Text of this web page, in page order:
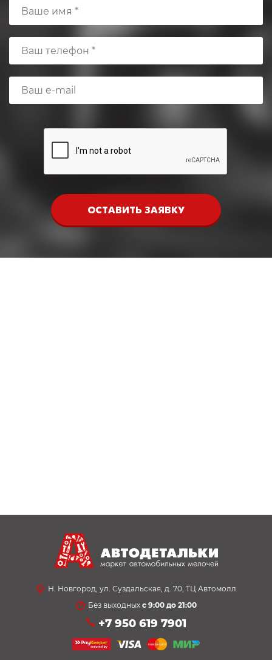
ОСТАВИТЬ ЗАЯВКУ
Н. Новгород, ул. Суздальская, д. 70, ТЦ Автомолл
Без выходных с 9:00 до 21:00
+7 950 619 7901